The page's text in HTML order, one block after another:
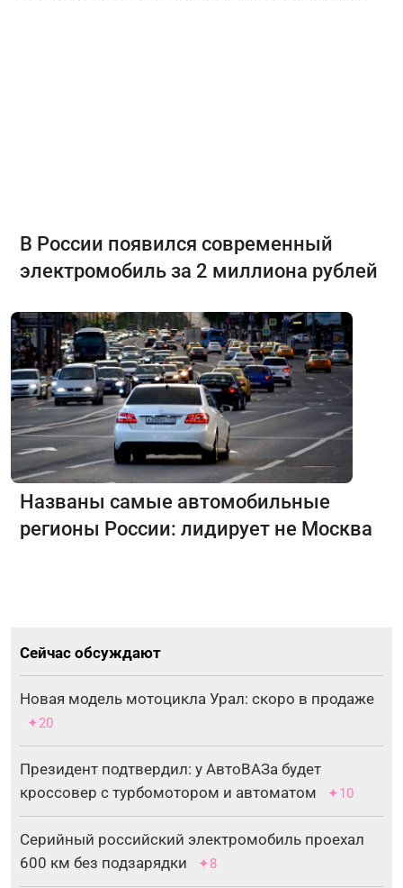
В России появился современный
электромобиль за 2 миллиона рублей
Названы самые автомобильные
регионы России: лидирует не Москва
Сейчас обсуждают
Новая модель мотоцикла Урал: скоро в продаже
✦20
Президент подтвердил: у АвтоВАЗа будет
кроссовер с турбомотором и автоматом
✦10
Серийный российский электромобиль проехал
600 км без подзарядки
✦8